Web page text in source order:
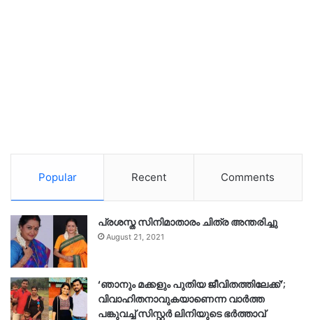
Popular Recent Comments
പ്രശസ്ത സിനിമാതാരം ചിത്ര അന്തരിച്ചു
August 21, 2021
‘ഞാനും മക്കളും പുതിയ ജീവിതത്തിലേക്ക്’;
വിവാഹിതനാവുകയാണെന്ന വാർത്ത
പങ്കുവച്ച് സിസ്റ്റർ ലിനിയുടെ ഭർത്താവ്